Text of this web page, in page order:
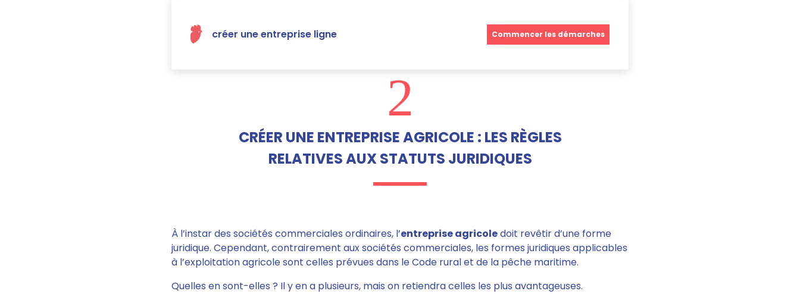
créer une entreprise ligne Commencer les démarches
2
CRÉER UNE ENTREPRISE AGRICOLE : LES RÈGLES
RELATIVES AUX STATUTS JURIDIQUES
À l’instar des sociétés commerciales ordinaires, l’entreprise agricoledoit revêtir d’une forme
juridique. Cependant, contrairement aux sociétés commerciales, les formes juridiques applicables
à l’exploitation agricole sont celles prévues dans le Code rural et de la pêche maritime.
Quelles en sont-elles ? Il y en a plusieurs, mais on retiendra celles les plus avantageuses.